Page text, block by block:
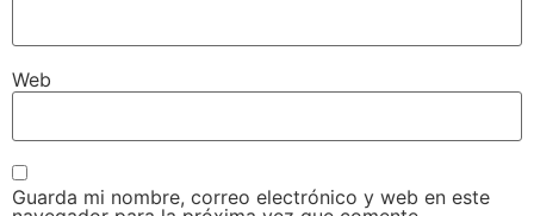
Web
Guarda mi nombre, correo electrónico y web en este